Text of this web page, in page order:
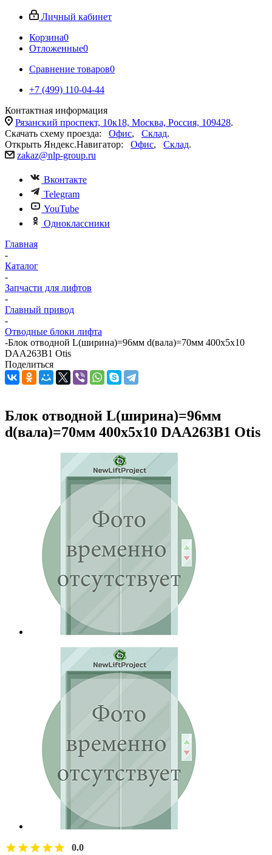
Личный кабинет
Корзина0
Отложенные0
Сравнение товаров0
+7 (499) 110-04-44
Контактная информация
Рязанский проспект, 10к18, Москва, Россия, 109428.
Скачать схему проезда: Офис, Склад.
Открыть Яндекс.Навигатор: Офис, Склад.
zakaz@nlp-group.ru
Вконтакте
Telegram
YouTube
Одноклассники
Главная
-
Каталог
-
Запчасти для лифтов
-
Главный привод
-
Отводные блоки лифта
-Блок отводной L(ширина)=96мм d(вала)=70мм 400х5х10
DAA263B1 Otis
Поделиться
Блок отводной L(ширина)=96мм
d(вала)=70мм 400х5х10 DAA263B1 Otis
0.0